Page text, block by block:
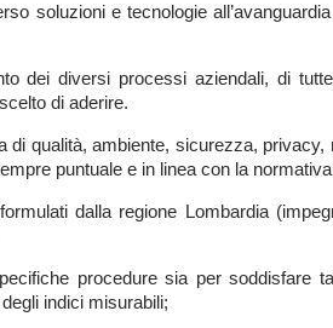
soluzioni e tecnologie
dei diversi processi aziendali, di
di aderire.
di qualità, ambiente, sicurezza,
puntuale e in linea con la
dalla regione Lombardia
procedure sia per soddisfare
indici misurabili;